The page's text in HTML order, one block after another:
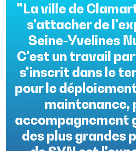
"La ville de
s'attacher de
Seine-Yvelines
C'est un travail
s'inscrit dans le
pour le
maintenance,
accompagnement
des plus grandes